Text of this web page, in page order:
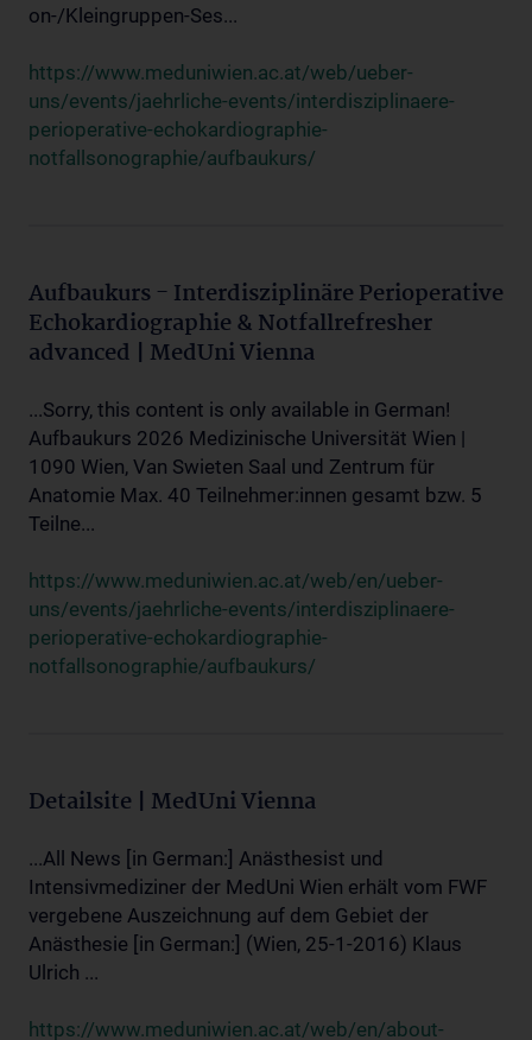
on-/Kleingruppen-Ses...
https://www.meduniwien.ac.at/web/ueber-
uns/events/jaehrliche-events/interdisziplinaere-
perioperative-echokardiographie-
notfallsonographie/aufbaukurs/
Aufbaukurs - Interdisziplinäre Perioperative
Echokardiographie & Notfallrefresher
advanced | MedUni Vienna
...Sorry, this content is only available in German!
Aufbaukurs 2026 Medizinische Universität Wien |
1090 Wien, Van Swieten Saal und Zentrum für
Anatomie Max. 40 Teilnehmer:innen gesamt bzw. 5
Teilne...
https://www.meduniwien.ac.at/web/en/ueber-
uns/events/jaehrliche-events/interdisziplinaere-
perioperative-echokardiographie-
notfallsonographie/aufbaukurs/
Detailsite | MedUni Vienna
...All News [in German:] Anästhesist und
Intensivmediziner der MedUni Wien erhält vom FWF
vergebene Auszeichnung auf dem Gebiet der
Anästhesie [in German:] (Wien, 25-1-2016) Klaus
Ulrich ...
https://www.meduniwien.ac.at/web/en/about-